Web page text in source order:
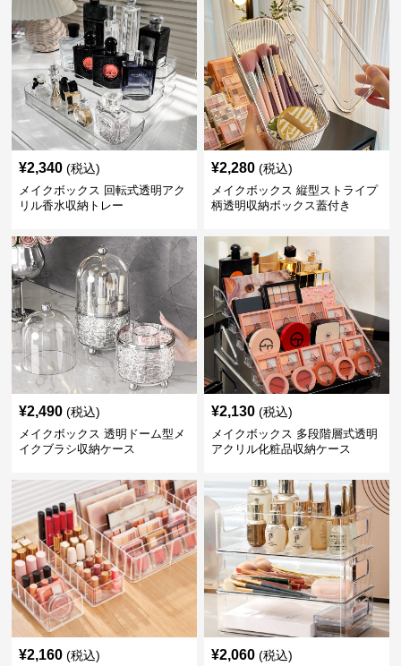
¥2,340 (税込)
メイクボックス 回転式透明アク
リル香水収納トレー
¥2,280 (税込)
メイクボックス 縦型ストライプ
柄透明収納ボックス蓋付き
¥2,490 (税込)
メイクボックス 透明ドーム型メ
イクブラシ収納ケース
¥2,130 (税込)
メイクボックス 多段階層式透明
アクリル化粧品収納ケース
¥2,160 (税込) ¥2,060 (税込)